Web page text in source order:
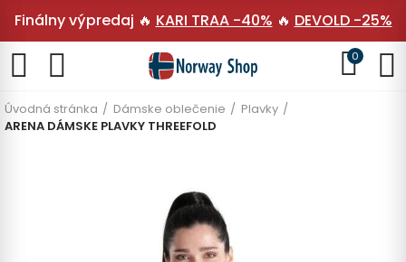
Finálny výpredaj 🔥 KARI TRAA -40% 🔥 DEVOLD -25%
0
Úvodná stránka Dámske oblečenie
Plavky
ARENA DÁMSKE PLAVKY THREEFOLD